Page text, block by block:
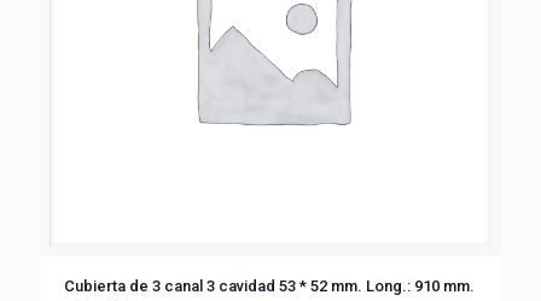
Cubierta de 3 canal 3 cavidad 53 * 52 mm. Long.: 910 mm.